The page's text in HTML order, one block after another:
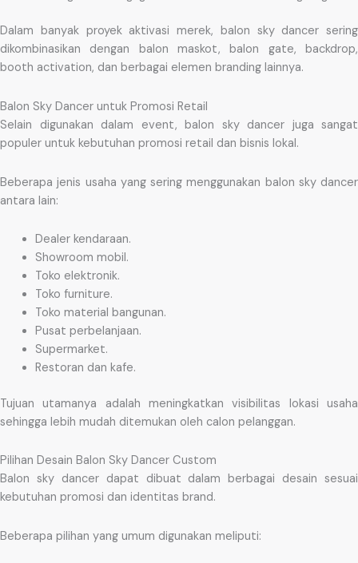
Dalam banyak proyek aktivasi merek, balon sky dancer sering
dikombinasikan dengan balon maskot, balon gate, backdrop,
booth activation, dan berbagai elemen branding lainnya.
Balon Sky Dancer untuk Promosi Retail
Selain digunakan dalam event, balon sky dancer juga sangat
populer untuk kebutuhan promosi retail dan bisnis lokal.
Beberapa jenis usaha yang sering menggunakan balon sky dancer
antara lain:
Dealer kendaraan.
Showroom mobil.
Toko elektronik.
Toko furniture.
Toko material bangunan.
Pusat perbelanjaan.
Supermarket.
Restoran dan kafe.
Tujuan utamanya adalah meningkatkan visibilitas lokasi usaha
sehingga lebih mudah ditemukan oleh calon pelanggan.
Pilihan Desain Balon Sky Dancer Custom
Balon sky dancer dapat dibuat dalam berbagai desain sesuai
kebutuhan promosi dan identitas brand.
Beberapa pilihan yang umum digunakan meliputi: